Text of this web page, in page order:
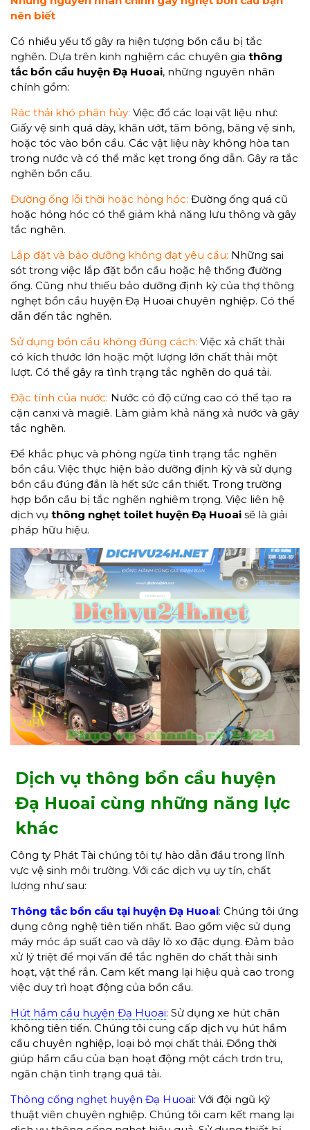
nên biết
Có nhiều yếu tố gây ra hiện tượng bồn cầu bị tắc
nghẽn. Dựa trên kinh nghiệm các chuyên gia thông
tắc bồn cầu huyện Đạ Huoai, những nguyên nhân
chính gồm:
Rác thải khó phân hủy: Việc đổ các loại vật liệu như:
Giấy vệ sinh quá dày, khăn ướt, tăm bông, băng vệ sinh,
hoặc tóc vào bồn cầu. Các vật liệu này không hòa tan
trong nước và có thể mắc kẹt trong ống dẫn. Gây ra tắc
nghẽn bồn cầu.
Đường ống lỗi thời hoặc hỏng hóc: Đường ống quá cũ
hoặc hỏng hóc có thể giảm khả năng lưu thông và gây
tắc nghẽn.
Lắp đặt và bảo dưỡng không đạt yêu cầu: Những sai
sót trong việc lắp đặt bồn cầu hoặc hệ thống đường
ống. Cũng như thiếu bảo dưỡng định kỳ của thợ thông
nghẹt bồn cầu huyện Đạ Huoai chuyên nghiệp. Có thể
dẫn đến tắc nghẽn.
Sử dụng bồn cầu không đúng cách: Việc xả chất thải
có kích thước lớn hoặc một lượng lớn chất thải một
lượt. Có thể gây ra tình trạng tắc nghẽn do quá tải.
Đặc tính của nước: Nước có độ cứng cao có thể tạo ra
cặn canxi và magiê. Làm giảm khả năng xả nước và gây
tắc nghẽn.
Để khắc phục và phòng ngừa tình trạng tắc nghẽn
bồn cầu. Việc thực hiện bảo dưỡng định kỳ và sử dụng
bồn cầu đúng đắn là hết sức cần thiết. Trong trường
hợp bồn cầu bị tắc nghẽn nghiêm trọng. Việc liên hệ
dịch vụ thông nghẹt toilet huyện Đạ Huoai sẽ là giải
pháp hữu hiệu.
Dịch vụ thông bồn cầu huyện
Đạ Huoai cùng những năng lực
khác
Công ty Phát Tài chúng tôi tự hào dẫn đầu trong lĩnh
vực vệ sinh môi trường. Với các dịch vụ uy tín, chất
lượng như sau:
Thông tắc bồn cầu tại huyện Đạ Huoai: Chúng tôi ứng
dụng công nghệ tiên tiến nhất. Bao gồm việc sử dụng
máy móc áp suất cao và dây lò xo đặc dụng. Đảm bảo
xử lý triệt để mọi vấn đề tắc nghẽn do chất thải sinh
hoạt, vật thể rắn. Cam kết mang lại hiệu quả cao trong
việc duy trì hoạt động của bồn cầu.
Hút hầm cầu huyện Đạ Huoai: Sử dụng xe hút chân
không tiên tiến. Chúng tôi cung cấp dịch vụ hút hầm
cầu chuyên nghiệp, loại bỏ mọi chất thải. Đồng thời
giúp hầm cầu của bạn hoạt động một cách trơn tru,
ngăn chặn tình trạng quá tải.
Thông cống nghẹt huyện Đạ Huoai: Với đội ngũ kỹ
thuật viên chuyên nghiệp. Chúng tôi cam kết mang lại